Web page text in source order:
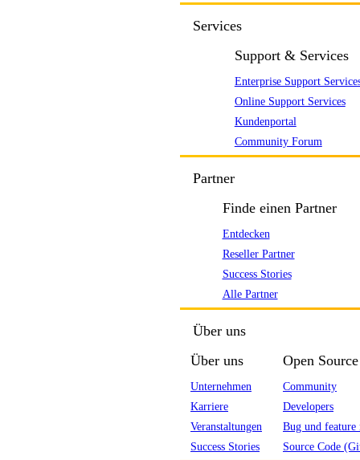
Services
Support & Services
Enterprise Support
Online Support Services
Kundenportal
Community Forum
Partner
Finde einen Partner
Entdecken
Reseller Partner
Success Stories
Alle Partner
Über uns
Über uns
Unternehmen
Karriere
Veranstaltungen
Success Stories
Open Source
Community
Developers
Bug und feature
Source Code